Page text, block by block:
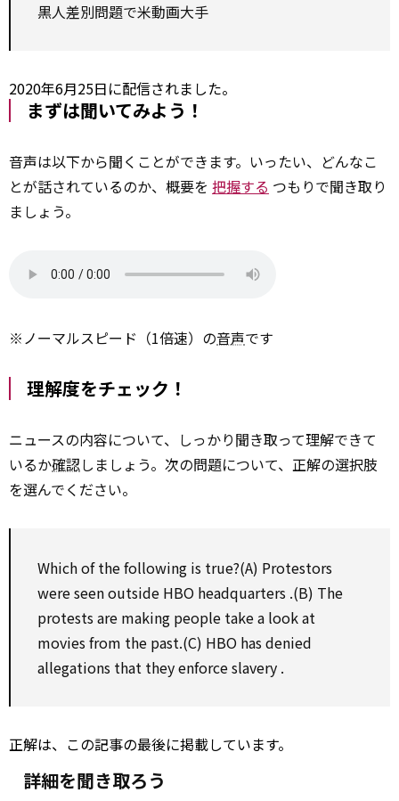
黒人差別問題で米動画大手
2020年6月25日に配信されました。
まずは聞いてみよう！
音声は以下から聞くことができます。いったい、どんなこ
とが話されているのか、概要を 把握する つもりで聞き取り
ましょう。
※ノーマルスピード（1倍速）の音声です
理解度をチェック！
ニュースの内容について、しっかり聞き取って理解できて
いるか確認しましょう。次の問題について、正解の選択肢
を選んでください。
Whichofthe following is true?(A) Protestors
were seen outside HBO headquarters .(B) The
protests are making people takea look at
movies from the past.(C) HBO has denied
allegations that theyenforceslavery .
正解は、この記事の最後に掲載しています。
詳細を聞き取ろう